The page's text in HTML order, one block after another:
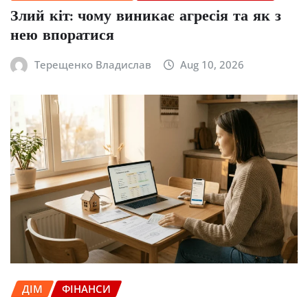
Злий кіт: чому виникає агресія та як з
нею впоратися
Терещенко Владислав Aug 10, 2026
ДІМ ФІНАНСИ